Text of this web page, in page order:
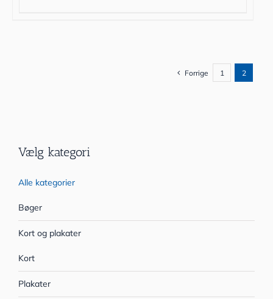
Forrige 1 2
Vælg kategori
Alle kategorier
Bøger
Kort og plakater
Kort
Plakater